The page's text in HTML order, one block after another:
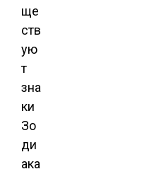
ще
ств
ую
т
зна
ки
Зо
ди
ака
,